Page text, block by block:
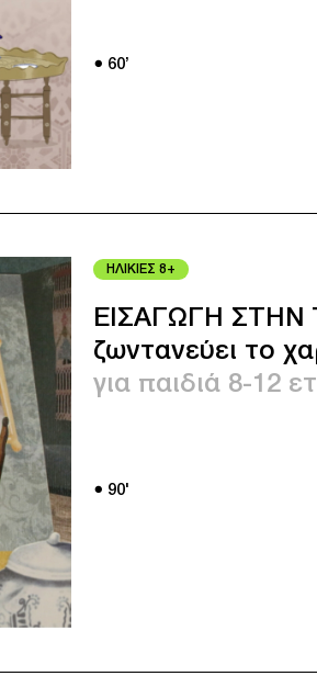
● 60’
ΗΛΙΚΙΕΣ 8+
ΕΙΣΑΓΩΓΗ ΣΤΗΝ
ζωντανεύει το
για παιδιά 8-12
● 90'